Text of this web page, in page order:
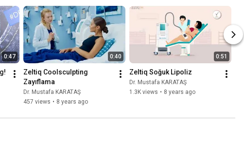
0:47 0:40
Zeltiq Coolsculpting
Zayıflama
Dr. Mustafa KARATAŞ
457 views • 8 years ago
0:51
Zeltiq Soğuk Lipoliz
Dr. Mustafa KARATAŞ
1.3K views • 8 years ago